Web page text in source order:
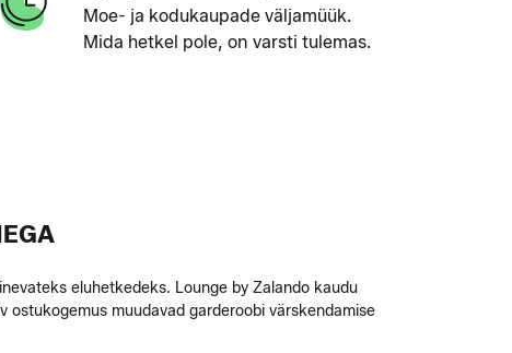
Moe- ja kodukaupade väljamüük.
Mida hetkel pole, on varsti tulemas.
eluhetkedeks. Lounge by Zalando kaudu
muudavad garderoobi värskendamise